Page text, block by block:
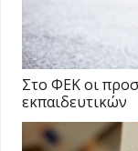
Στο ΦΕΚ οι
εκπαιδευτικών